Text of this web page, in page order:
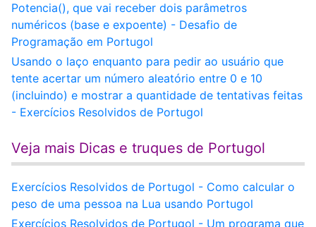
Potencia(), que vai receber dois parâmetros
numéricos (base e expoente) - Desafio de
Programação em Portugol
Usando o laço enquanto para pedir ao usuário que
tente acertar um número aleatório entre 0 e 10
(incluindo) e mostrar a quantidade de tentativas feitas
- Exercícios Resolvidos de Portugol
Veja mais Dicas e truques de Portugol
Exercícios Resolvidos de Portugol - Como calcular o
peso de uma pessoa na Lua usando Portugol
Exercícios Resolvidos de Portugol - Um programa que